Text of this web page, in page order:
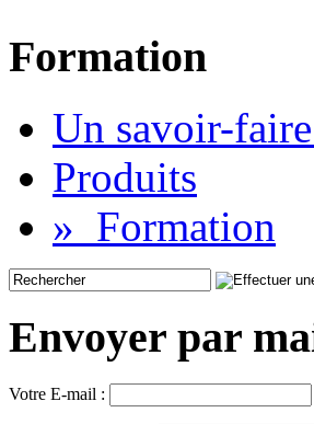
Formation
Un savoir-
Produits
» Formation
Envoyer par
Votre E-mail :